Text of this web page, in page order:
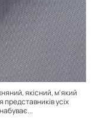
якісний, м'який
усіх